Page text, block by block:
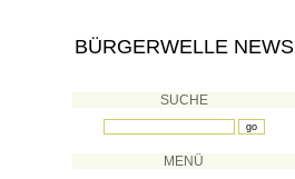
BÜRGERWELLE NEWS
SUCHE
MENÜ